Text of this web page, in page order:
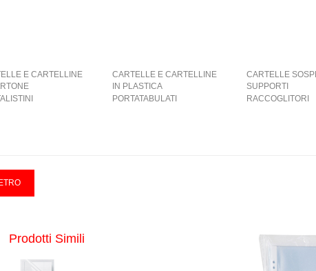
E CARTELLINE
CARTELLE E CARTELLINE
IN PLASTICA
CARTELLE
SUPPORTI
PORTATABULATI RACCOGLITORI
Prodotti Simili